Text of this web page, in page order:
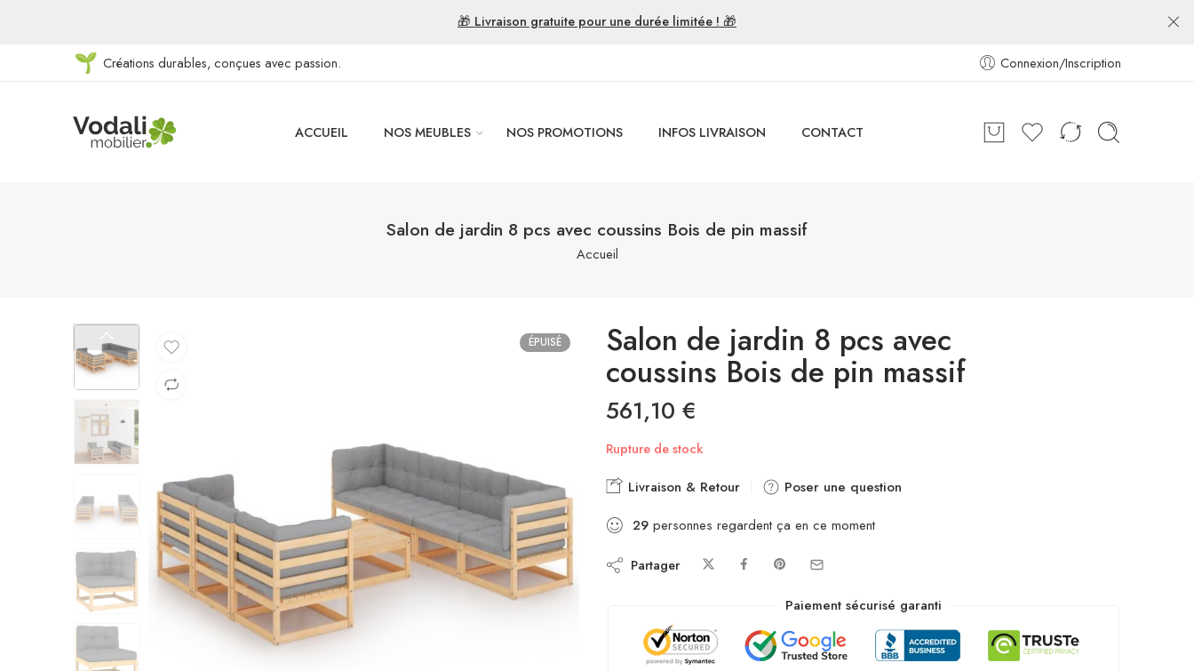
🎁 Livraison gratuite pour une durée limitée ! 🎁
Créations durables, conçues avec passion. Connexion/Inscription
ACCUEIL NOS MEUBLES NOS PROMOTIONS INFOS LIVRAISON CONTACT
Salon de jardin 8 pcs avec coussins Bois de pin massif
Accueil
ÉPUISÉ Salon de jardin 8 pcs avec
coussins Bois de pin massif
561,10 €
Rupture de stock
Livraison & Retour
Poser une question
29 personnes regardent ça en ce moment
Partager
Paiement sécurisé garanti